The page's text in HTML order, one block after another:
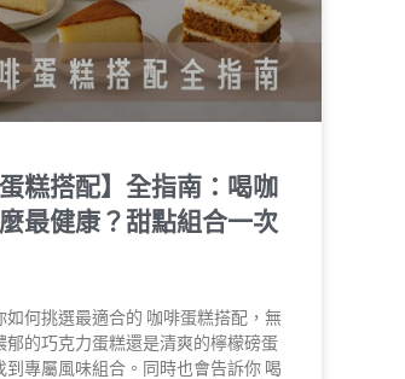
蛋糕搭配】全指南：喝咖
最健康？甜點組合一次
如何挑選最適合的 咖啡蛋糕搭配，無
郁的巧克力蛋糕還是清爽的檸檬磅蛋
到專屬風味組合。同時也會告訴你 喝